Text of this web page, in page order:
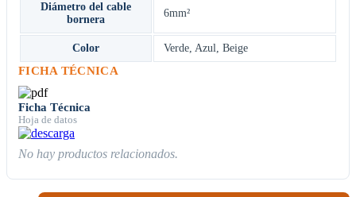
Diámetro del cable
bornera
6mm²
Color Verde, Azul, Beige
FICHA TÉCNICA
Ficha Técnica
Hoja de datos
No hay productos relacionados.